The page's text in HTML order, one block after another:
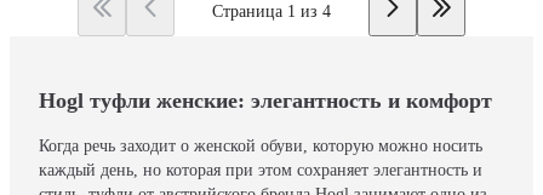
Страница 1 из 4
Hogl туфли женские: элегантность и комфорт
Когда речь заходит о женской обуви, которую можно носить
каждый день, но которая при этом сохраняет элегантность и